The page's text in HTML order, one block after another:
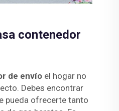
contenedor
de envío el hogar no
Debes encontrar
pueda ofrecerte tanto